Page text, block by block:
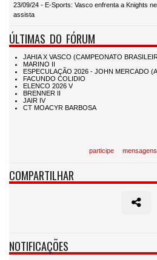
23/09/24 - E-Sports: Vasco enfrenta a Knights
assista
ÚLTIMAS DO FÓRUM
participe
COMPARTILHAR
NOTIFICAÇÕES